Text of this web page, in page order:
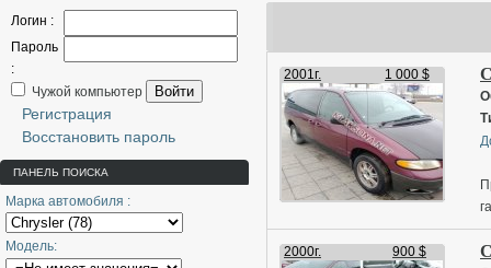
Логин :
Пароль
:
Чужой компьютер
Войти
Регистрация
Восстановить пароль
ПАНЕЛЬ ПОИСКА
Марка автомобиля :
Модель:
2001г. 1 000 $
2000г. 900 $